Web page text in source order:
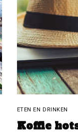
ETEN EN DRINKEN
Koffie